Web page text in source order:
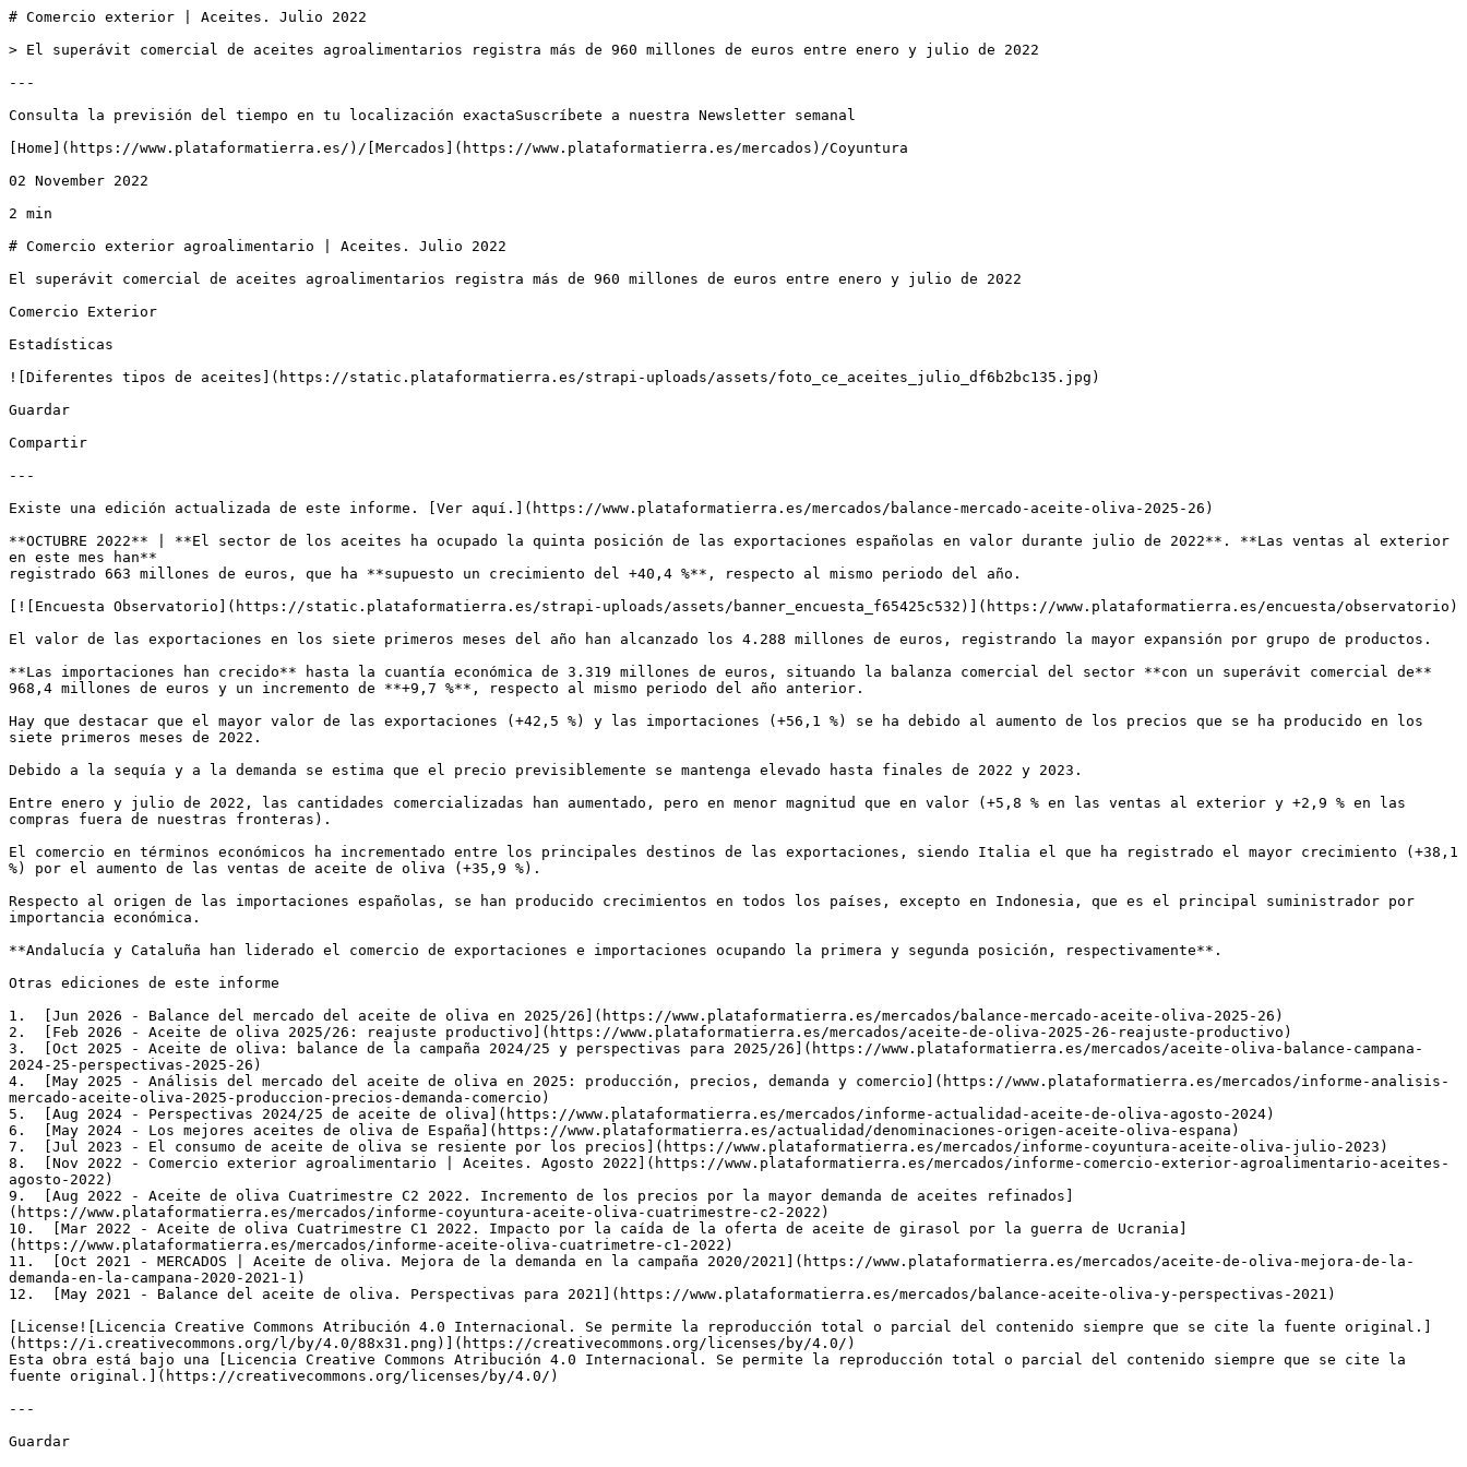
# Comercio exterior | Aceites. Julio 2022
> El superávit comercial de aceites agroalimentarios registra más de 960 millones de euros entre enero y julio de 2022
---
Consulta la previsión del tiempo en tu localización exactaSuscríbete a nuestra Newsletter semanal
[Home](https://www.plataformatierra.es/)/[Mercados](https://www.plataformatierra.es/mercados)/Coyuntura
02 November 2022
2 min
# Comercio exterior agroalimentario | Aceites. Julio 2022
El superávit comercial de aceites agroalimentarios registra más de 960 millones de euros entre enero y julio de 2022
Comercio Exterior
Estadísticas
![Diferentes tipos de aceites](https://static.plataformatierra.es/strapi-uploads/assets/foto_ce_aceites_julio_df6b2bc135.jpg)
Guardar
Compartir
---
Existe una edición actualizada de este informe. [Ver aquí.](https://www.plataformatierra.es/mercados/balance-mercado-aceite-oliva-2025-26)
**OCTUBRE 2022** | **El sector de los aceites ha ocupado la quinta posición de las exportaciones españolas en valor durante julio de 2022**. **Las ventas al exterior
en este mes han**
registrado 663 millones de euros, que ha **supuesto un crecimiento del +40,4 %**, respecto al mismo periodo del año.
[![Encuesta Observatorio](https://static.plataformatierra.es/strapi-uploads/assets/banner_encuesta_f65425c532)](https://www.plataformatierra.es/encuesta/observatorio)
El valor de las exportaciones en los siete primeros meses del año han alcanzado los 4.288 millones de euros, registrando la mayor expansión por grupo de productos.
**Las importaciones han crecido** hasta la cuantía económica de 3.319 millones de euros, situando la balanza comercial del sector **con un superávit comercial de**
968,4 millones de euros y un incremento de **+9,7 %**, respecto al mismo periodo del año anterior.
Hay que destacar que el mayor valor de las exportaciones (+42,5 %) y las importaciones (+56,1 %) se ha debido al aumento de los precios que se ha producido en los
siete primeros meses de 2022.
Debido a la sequía y a la demanda se estima que el precio previsiblemente se mantenga elevado hasta finales de 2022 y 2023.
Entre enero y julio de 2022, las cantidades comercializadas han aumentado, pero en menor magnitud que en valor (+5,8 % en las ventas al exterior y +2,9 % en las
compras fuera de nuestras fronteras).
El comercio en términos económicos ha incrementado entre los principales destinos de las exportaciones, siendo Italia el que ha registrado el mayor crecimiento (+38,1
%) por el aumento de las ventas de aceite de oliva (+35,9 %).
Respecto al origen de las importaciones españolas, se han producido crecimientos en todos los países, excepto en Indonesia, que es el principal suministrador por
importancia económica.
**Andalucía y Cataluña han liderado el comercio de exportaciones e importaciones ocupando la primera y segunda posición, respectivamente**.
Otras ediciones de este informe
1.  [Jun 2026 - Balance del mercado del aceite de oliva en 2025/26](https://www.plataformatierra.es/mercados/balance-mercado-aceite-oliva-2025-26)
2.  [Feb 2026 - Aceite de oliva 2025/26: reajuste productivo](https://www.plataformatierra.es/mercados/aceite-de-oliva-2025-26-reajuste-productivo)
3.  [Oct 2025 - Aceite de oliva: balance de la campaña 2024/25 y perspectivas para 2025/26](https://www.plataformatierra.es/mercados/aceite-oliva-balance-campana-
2024-25-perspectivas-2025-26)
4.  [May 2025 - Análisis del mercado del aceite de oliva en 2025: producción, precios, demanda y comercio](https://www.plataformatierra.es/mercados/informe-analisis-
mercado-aceite-oliva-2025-produccion-precios-demanda-comercio)
5.  [Aug 2024 - Perspectivas 2024/25 de aceite de oliva](https://www.plataformatierra.es/mercados/informe-actualidad-aceite-de-oliva-agosto-2024)
6.  [May 2024 - Los mejores aceites de oliva de España](https://www.plataformatierra.es/actualidad/denominaciones-origen-aceite-oliva-espana)
7.  [Jul 2023 - El consumo de aceite de oliva se resiente por los precios](https://www.plataformatierra.es/mercados/informe-coyuntura-aceite-oliva-julio-2023)
8.  [Nov 2022 - Comercio exterior agroalimentario | Aceites. Agosto 2022](https://www.plataformatierra.es/mercados/informe-comercio-exterior-agroalimentario-aceites-
agosto-2022)
9.  [Aug 2022 - Aceite de oliva Cuatrimestre C2 2022. Incremento de los precios por la mayor demanda de aceites refinados]
(https://www.plataformatierra.es/mercados/informe-coyuntura-aceite-oliva-cuatrimestre-c2-2022)
10.  [Mar 2022 - Aceite de oliva Cuatrimestre C1 2022. Impacto por la caída de la oferta de aceite de girasol por la guerra de Ucrania]
(https://www.plataformatierra.es/mercados/informe-aceite-oliva-cuatrimetre-c1-2022)
11.  [Oct 2021 - MERCADOS | Aceite de oliva. Mejora de la demanda en la campaña 2020/2021](https://www.plataformatierra.es/mercados/aceite-de-oliva-mejora-de-la-
demanda-en-la-campana-2020-2021-1)
12.  [May 2021 - Balance del aceite de oliva. Perspectivas para 2021](https://www.plataformatierra.es/mercados/balance-aceite-oliva-y-perspectivas-2021)
[License![Licencia Creative Commons Atribución 4.0 Internacional. Se permite la reproducción total o parcial del contenido siempre que se cite la fuente original.]
(https://i.creativecommons.org/l/by/4.0/88x31.png)](https://creativecommons.org/licenses/by/4.0/)
Esta obra está bajo una [Licencia Creative Commons Atribución 4.0 Internacional. Se permite la reproducción total o parcial del contenido siempre que se cite la
fuente original.](https://creativecommons.org/licenses/by/4.0/)
---
Guardar